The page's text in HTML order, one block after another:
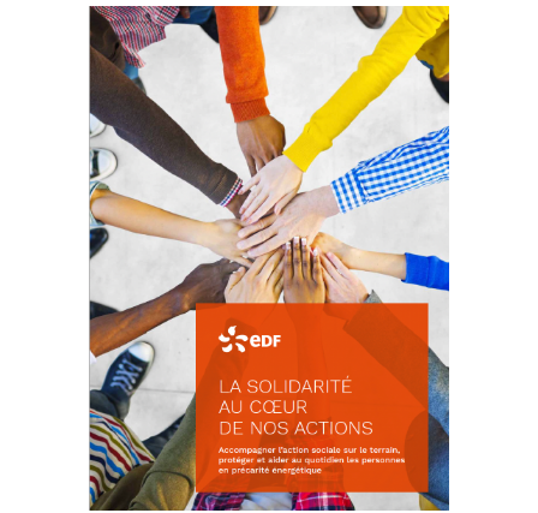
La prévention des conflits
d’intérêts
18 septembre 2023
FEUILLETER